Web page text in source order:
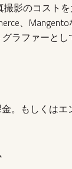
影のコストを
、
ラファーと
金。もしくは